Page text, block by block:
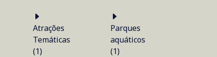
Atrações
Temáticas
(1)
Parques
aquáticos
(1)